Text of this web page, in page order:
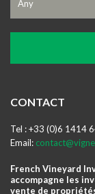
CONTACT
Tel : +33 (0)6 1414
Email:
French Vineyard
accompagne les
vente de